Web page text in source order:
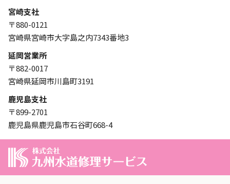
宮崎支社
〒880-0121
宮崎県宮崎市大字島之内7343番地3
延岡営業所
〒882-0017
宮崎県延岡市川島町3191
鹿児島支社
〒899-2701
鹿児島県鹿児島市石谷町668-4